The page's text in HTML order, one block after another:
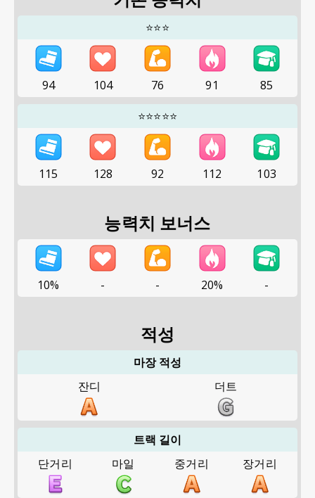
⭐⭐⭐
94 104 76 91
85
⭐⭐⭐⭐⭐
115 128 92 112 103
능력치 보너스
10% - - 20% -
적성
마장 적성
잔디
더트
트랙 길이
단거리
마일 중거리 장거리